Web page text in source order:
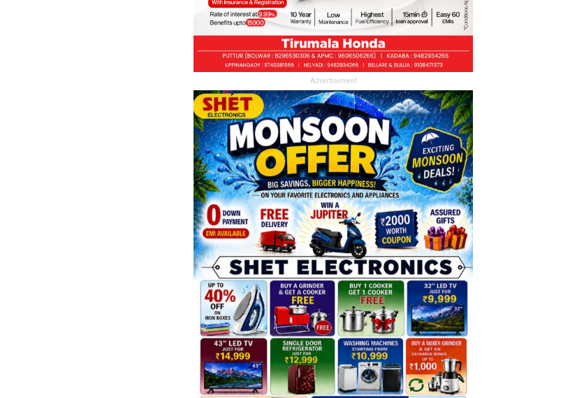
Advertisement